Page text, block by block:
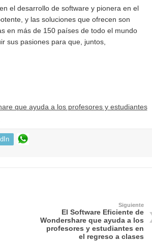
el desarrollo de software y pionera en el
y las soluciones que ofrecen son
en más de 150 países de todo el mundo
sus pasiones para que, juntos,
que ayuda a los profesores y estudiantes
Siguiente
El Software Eficiente de
Wondershare que ayuda a los
profesores y estudiantes en
el regreso a clases